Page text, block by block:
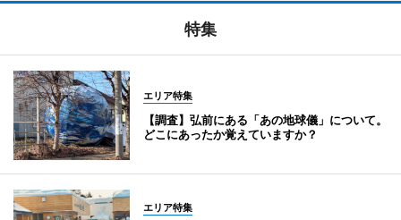
特集
エリア特集
【調査】弘前にある「あの地球儀」について。
どこにあったか覚えていますか？
エリア特集